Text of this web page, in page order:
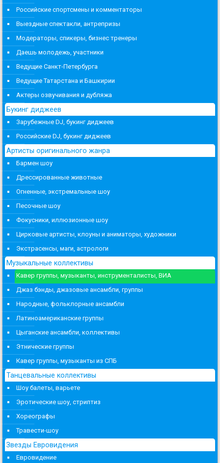
Российские спортсмены и комментаторы
Выездные спектакли, антрепризы
Модераторы, спикеры, бизнес тренеры
Даешь молодежь, участники
Ведущие Санкт-Петербурга
Ведущие Татарстана и Башкирии
Актеры озвучивания и дубляжа
Букинг диджеев
Зарубежные DJ, букинг диджеев
Российские DJ, букинг диджеев
Артисты оригинального жанра
Бармен шоу
Дрессированные животные
Огненные, экстремальные шоу
Песочные шоу
Фокусники, иллюзионные шоу
Цирковые артисты, клоуны и аниматоры, художники
Экстрасенсы, маги, астрологи
Музыкальные коллективы
Кавер группы, музыканты, инструменталисты, ВИА
Джаз бэнды, джазовые ансамбли, группы
Народные, фольклорные ансамбли
Латиноамериканские группы
Цыганские ансамбли, коллективы
Этнические группы
Кавер группы, музыканты из СПБ
Танцевальные коллективы
Шоу балеты, варьете
Эротические шоу, стриптиз
Хореографы
Травести-шоу
Звезды Евровидения
Евровидение